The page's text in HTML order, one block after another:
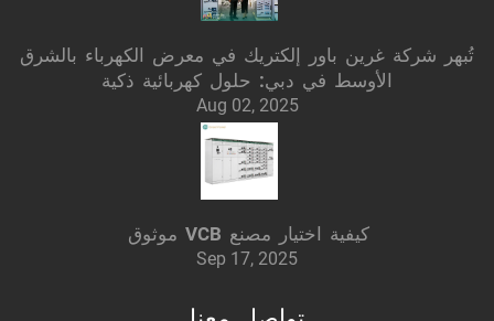
تُبهر شركة غرين باور إلكتريك في معرض الكهرباء بالشرق
الأوسط في دبي: حلول كهربائية ذكية
Aug 02, 2025
كيفية اختيار مصنع VCB موثوق
Sep 17, 2025